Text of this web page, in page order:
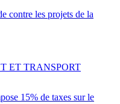
contre les projets de la
15% de taxes sur le
ET TRANSPORT